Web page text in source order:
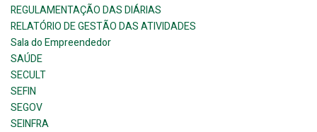
REGULAMENTAÇÃO DAS DIÁRIAS
RELATÓRIO DE GESTÃO DAS ATIVIDADES
Sala do Empreendedor
SAÚDE
SECULT
SEFIN
SEGOV
SEINFRA